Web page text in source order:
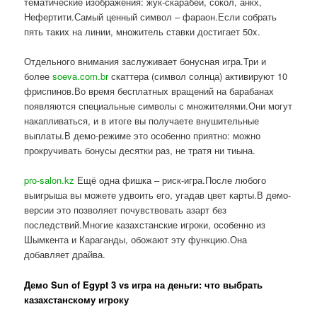
Нефертити.Самый ценный символ – фараон.Если собрать
пять таких на линии, множитель ставки достигает 50x.
Отдельного внимания заслуживает бонусная игра.Три и
болееsoeva.com.brскаттера (символ солнца) активируют 10
фриспинов.Во время бесплатных вращений на барабанах
появляются специальные символы с множителями.Они могут
накапливаться, и в итоге вы получаете внушительные
выплаты.В демо-режиме это особенно приятно: можно
прокручивать бонусы десятки раз, не тратя ни тиына.
pro-salon.kz Ещё одна фишка – риск-игра.После любого
выигрыша вы можете удвоить его, угадав цвет карты.В демо-
версии это позволяет почувствовать азарт без
последствий.Многие казахстанские игроки, особенно из
Шымкента и Караганды, обожают эту функцию.Она
добавляет драйва.
Демо Sun of Egypt 3 vs игра на деньги: что выбрать
казахстанскому игроку